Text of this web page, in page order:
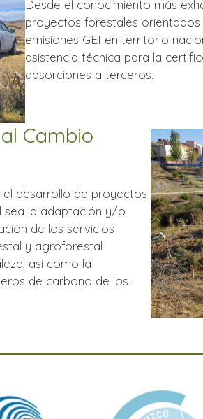
Desde el conocimiento más
proyectos forestales
emisiones GEI en territorio
asistencia técnica para la
absorciones a terceros.
Cambio
desarrollo de proyectos
sea la adaptación y/o
de los servicios
y agroforestal
así como la
de carbono de los